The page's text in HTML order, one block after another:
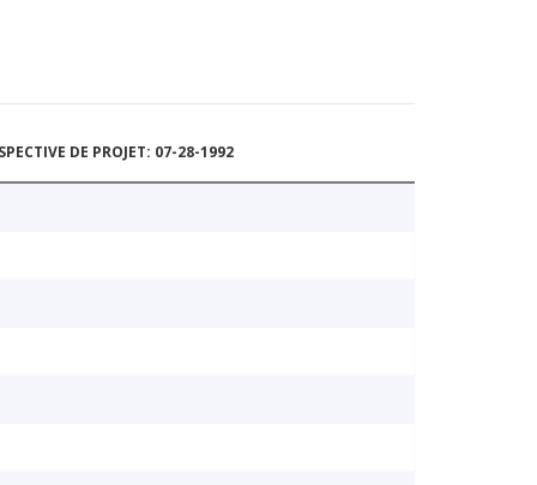
DE PROJET: 07-28-1992